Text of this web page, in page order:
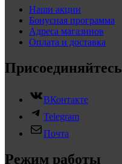
Наши акции
Бонусная программа
Адреса магазинов
Оплата и доставка
Присоединяйтесь
ВКонтакте
Telegram
Почта
Режим работы